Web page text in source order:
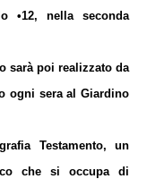
•12, nella seconda
sarà poi realizzato da
ogni sera al Giardino
Testamento, un
che si occupa di